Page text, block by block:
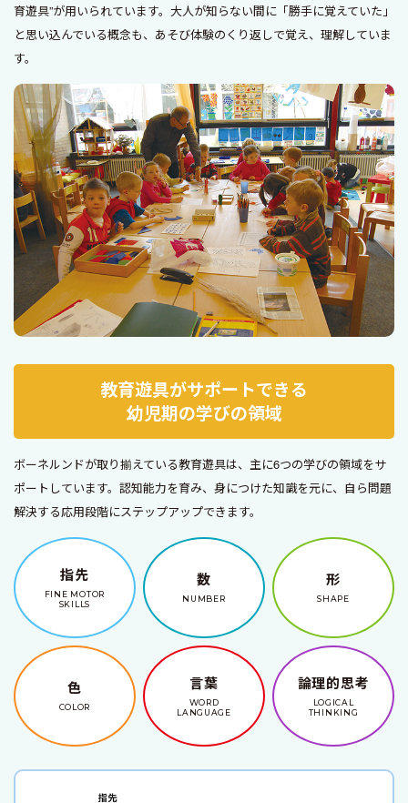
育遊具”が用いられています。大人が知らない間に「勝手に覚えていた」
と思い込んでいる概念も、あそび体験のくり返しで覚え、理解していま
す。
教育遊具がサポートできる
幼児期の学びの領域
ボーネルンドが取り揃えている教育遊具は、主に6つの学びの領域をサ
ポートしています。認知能力を育み、身につけた知識を元に、自ら問題
解決する応用段階にステップアップできます。
指先
FINE MOTOR
SKILLS
数
NUMBER
形
SHAPE
色
COLOR
言葉
WORD
LANGUAGE
論理的思考
LOGICAL
THINKING